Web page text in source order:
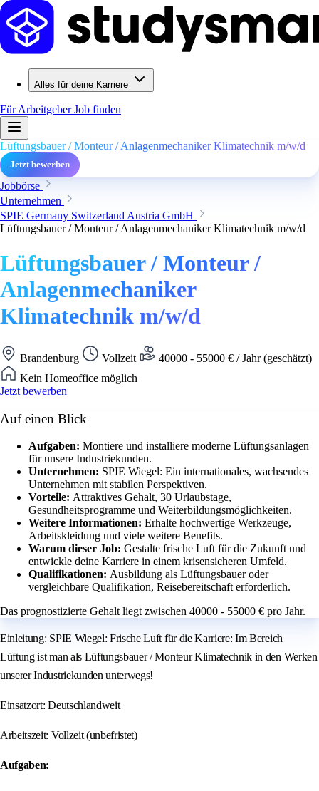
Alles für deine Karriere
Für ArbeitgeberJob finden
Lüftungsbauer / Monteur / Anlagenmechaniker Klimatechnik m/w/d
Jetzt bewerben
Jobbörse
Unternehmen
SPIE Germany Switzerland Austria GmbH
Lüftungsbauer / Monteur / Anlagenmechaniker Klimatechnik m/w/d
Lüftungsbauer / Monteur /
Anlagenmechaniker
Klimatechnik m/w/d
Brandenburg Vollzeit
40000 - 55000 € / Jahr (geschätzt)
Kein Homeoffice möglich
Jetzt bewerben
Auf einen Blick
Aufgaben: Montiere und installiere moderne Lüftungsanlagen
für unsere Industriekunden.
Unternehmen: SPIE Wiegel: Ein internationales, wachsendes
Unternehmen mit stabilen Perspektiven.
Vorteile: Attraktives Gehalt, 30 Urlaubstage,
Gesundheitsprogramme und Weiterbildungsmöglichkeiten.
Weitere Informationen: Erhalte hochwertige Werkzeuge,
Arbeitskleidung und viele weitere Benefits.
Warum dieser Job: Gestalte frische Luft für die Zukunft und
entwickle deine Karriere in einem krisensicheren Umfeld.
Qualifikationen: Ausbildung als Lüftungsbauer oder
vergleichbare Qualifikation, Reisebereitschaft erforderlich.
Das prognostizierte Gehalt liegt zwischen 40000 - 55000 € pro Jahr.
Einleitung: SPIE Wiegel: Frische Luft für die Karriere: Im Bereich
Lüftung ist man als Lüftungsbauer / Monteur Klimatechnik in den Werken
unserer Industriekunden unterwegs!
Einsatzort: Deutschlandweit
Arbeitszeit: Vollzeit (unbefristet)
Aufgaben: